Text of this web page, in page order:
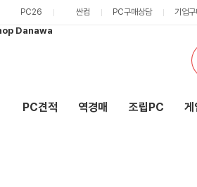
PC26 싼컴 PC구매상담 기업
PC견적 역경매 조립PC 게